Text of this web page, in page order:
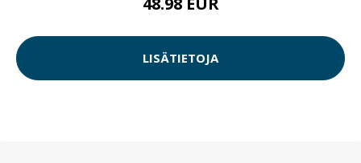
LISÄTIETOJA